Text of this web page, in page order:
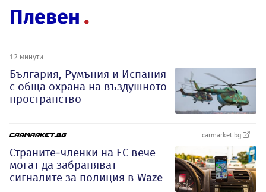
Плевен
12 минути
България, Румъния и Испания
с обща охрана на въздушното
пространство
carmarket.bg
Страните-членки на ЕС вече
могат да забраняват
сигналите за полиция в Waze